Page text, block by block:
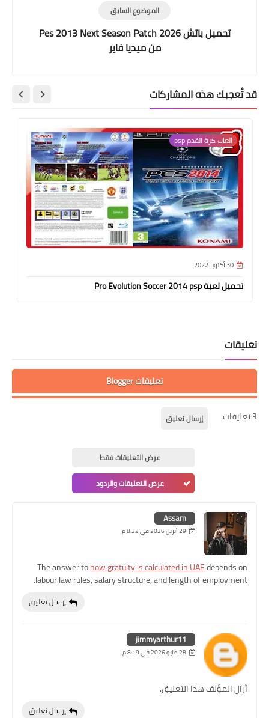
الموضوع السابق
تحميل باتش Pes 2013 Next Season Patch 2026
من ميديا فاير
قد تُعجبك هذه المشاركات
العاب كرة القدم psp
30 أكتوبر 2022
تحميل لعبة Pro Evolution Soccer 2014 psp
تعليقات
تعليقات Blogger
3 تعليقات إرسال تعليق
عرض التعليقات فقط
عرض التعليقات والردود
Assam
29 أبريل 2026 في 8:22 م
The answer tohow gratuity is calculated in UAEdepends on
labour law rules, salary structure, and length of employment.
إرسال تعليق
jimmyarthur11
28 مايو 2026 في 8:19 م
أزال المؤلف هذا التعليق.
إرسال تعليق